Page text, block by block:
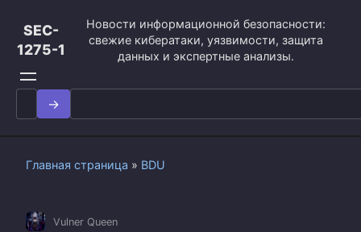
контенту
SEC-
1275-1
Новости информационной безопасности:
свежие кибератаки, уязвимости, защита
данных и экспертные анализы.
Search
for:
Главная страница » BDU
Vulner Queen